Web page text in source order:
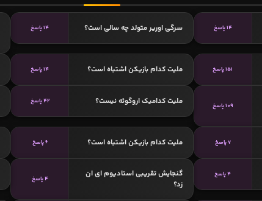
14 پاسخ سرگی اورير متولد چه سالی است؟ 14 پاسخ
151 پاسخ ملیت کدام بازیکن اشتباه است؟ 14 پاسخ
109 پاسخ ملیت کدامیک اروگوئه نیست؟ 42 پاسخ
7 پاسخ ملیت کدام بازیکن اشتباه است؟ 6 پاسخ
4 پاسخ
گنجایش تقریبی استادیوم ای ان
زد؟
4 پاسخ